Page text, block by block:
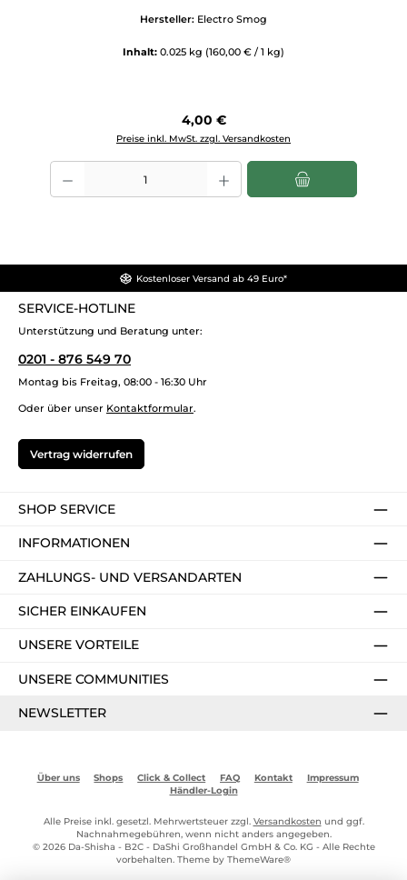
Hersteller: Electro Smog
Inhalt: 0.025 kg (160,00 € / 1 kg)
Regulärer Preis:
4,00 €
Preise inkl. MwSt. zzgl. Versandkosten
Produkt Anzahl: Gib den gewünschten Wert ein oder benutze die
Kostenloser Versand ab 49 Euro*
SERVICE-HOTLINE
Unterstützung und Beratung unter:
0201 - 876 549 70
Montag bis Freitag, 08:00 - 16:30 Uhr
Oder über unser Kontaktformular.
Vertrag widerrufen
SHOP SERVICE
INFORMATIONEN
ZAHLUNGS- UND VERSANDARTEN
SICHER EINKAUFEN
UNSERE VORTEILE
UNSERE COMMUNITIES
NEWSLETTER
Über uns Shops Click & Collect FAQ Kontakt
Impressum
Händler-Login
Alle Preise inkl. gesetzl. Mehrwertsteuer zzgl. Versandkosten und ggf.
Nachnahmegebühren, wenn nicht anders angegeben.
© 2026 Da-Shisha - B2C - DaShi Großhandel GmbH & Co. KG - Alle Rechte
vorbehalten. Theme by ThemeWare®